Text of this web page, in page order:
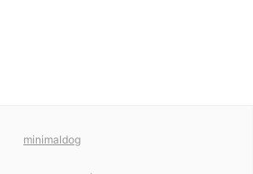
minimaldog